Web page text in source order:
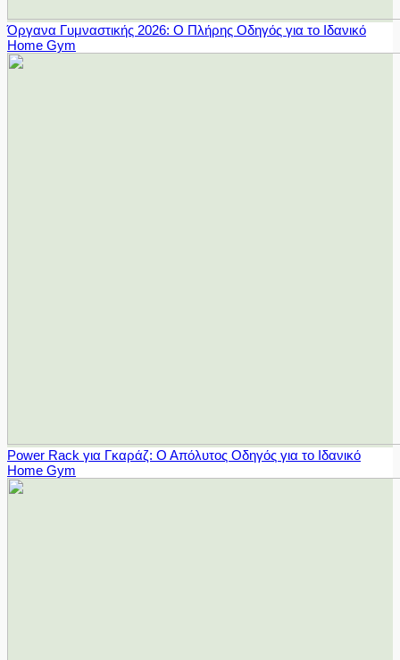
Όργανα Γυμναστικής 2026: Ο Πλήρης Οδηγός για το Ιδανικό
Home Gym
Power Rack για Γκαράζ: Ο Απόλυτος Οδηγός για το Ιδανικό
Home Gym